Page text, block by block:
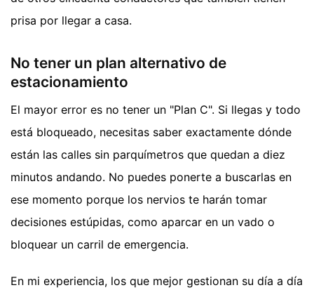
prisa por llegar a casa.
No tener un plan alternativo de
estacionamiento
El mayor error es no tener un "Plan C". Si llegas y todo
está bloqueado, necesitas saber exactamente dónde
están las calles sin parquímetros que quedan a diez
minutos andando. No puedes ponerte a buscarlas en
ese momento porque los nervios te harán tomar
decisiones estúpidas, como aparcar en un vado o
bloquear un carril de emergencia.
En mi experiencia, los que mejor gestionan su día a día